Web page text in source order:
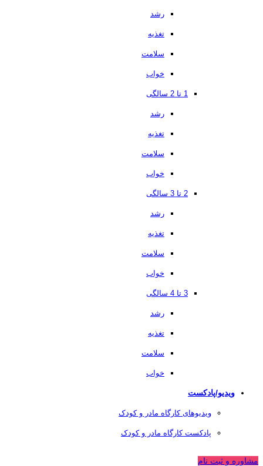
رشد
تغذیه
سلامت
خواب
1 تا 2 سالگی
رشد
تغذیه
سلامت
خواب
2 تا 3 سالگی
رشد
تغذیه
سلامت
خواب
3 تا 4 سالگی
رشد
تغذیه
سلامت
خواب
ویدیو/پادکست
ویدیوهای کارگاه مادر و کودک
پادکست کارگاه مادر و کودک
مشاوره و ثبت نام